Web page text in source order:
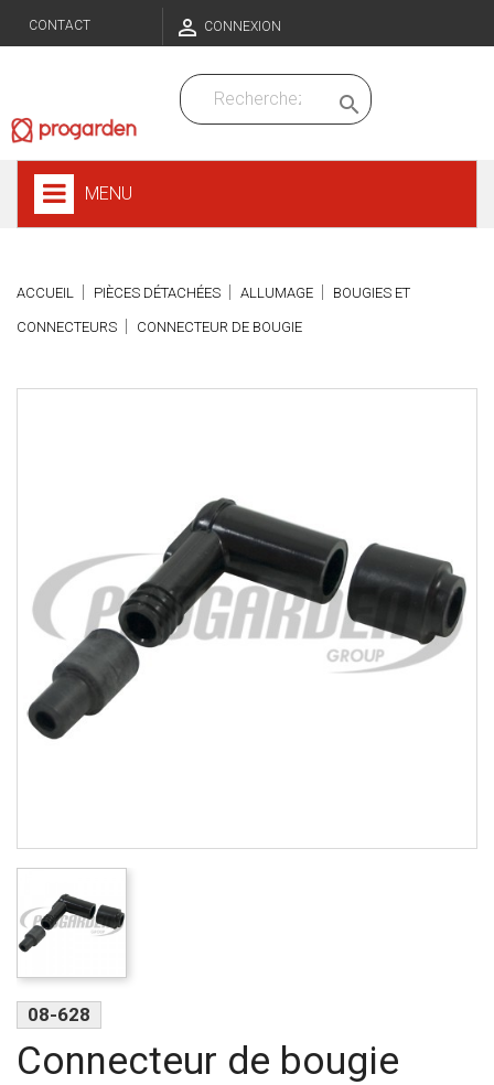
CONTACT  CONNEXION

MENU
ACCUEIL PIÈCES DÉTACHÉES ALLUMAGE BOUGIES ET
CONNECTEURS CONNECTEUR DE BOUGIE
08-628
Connecteur de bougie